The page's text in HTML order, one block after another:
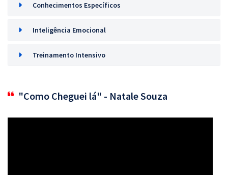
Conhecimentos Específicos
Inteligência Emocional
Treinamento Intensivo
"Como Cheguei lá" - Natale Souza